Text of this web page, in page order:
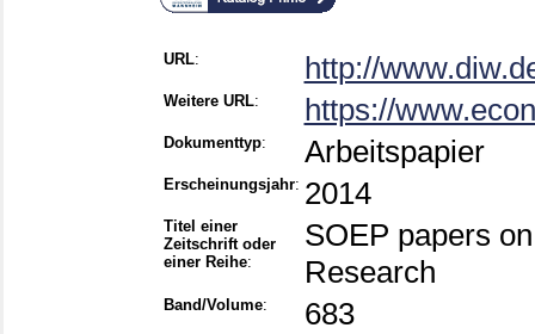
URL: http://
Weitere URL: https://
Dokumenttyp: Arbeitspapier
Erscheinungsjahr: 2014
Titel einer
Zeitschrift oder
einer Reihe:
SOEP papers
Research
Band/Volume: 683